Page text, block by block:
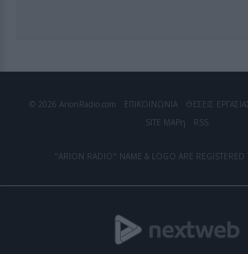
© 2026 ArionRadio.com ΕΠΙΚΟΙΝΩΝΙΑ ΘΕΣΕΙΣ
SITE MAPη RSS
"ARION RADIO" NAME & LOGO ARE REGISTERED